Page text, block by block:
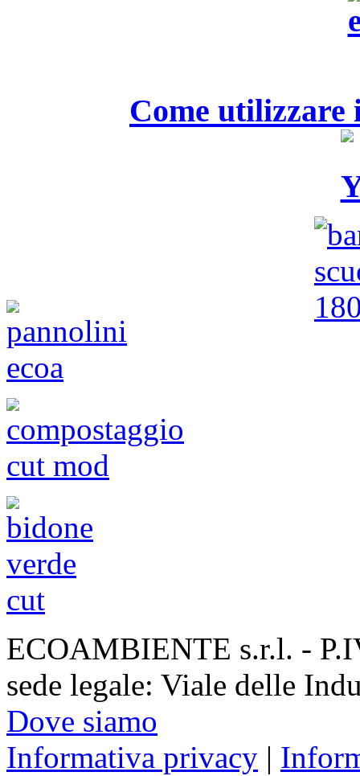
Come utilizzare
ECOAMBIENTE s.r.l. -
sede legale: Viale delle
Dove siamo
Informativa privacy |